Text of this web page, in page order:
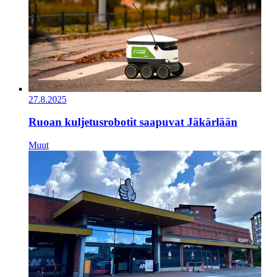
27.8.2025
Ruoan kuljetusrobotit saapuvat Jäkärlään
Muut